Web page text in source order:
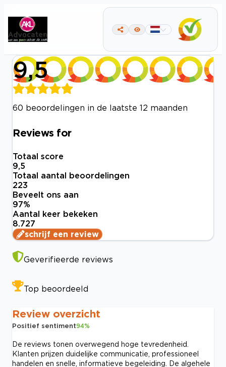
9,5
60 beoordelingen in de laatste 12 maanden
Reviews for
Totaal score
9,5
Totaal aantal beoordelingen
223
Beveelt ons aan
97%
Aantal keer bekeken
8.727
schrijf een review
Geverifieerde reviews
Top beoordeeld
Review overzicht
Positief sentiment94%
De reviews tonen overwegend hoge tevredenheid.
Klanten prijzen duidelijke communicatie, professioneel
handelen en snelle, informatieve begeleiding. De algehele